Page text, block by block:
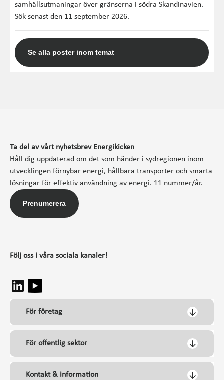
samhällsutmaningar över gränserna i södra Skandinavien.
Sök senast den 11 september 2026.
Se alla poster inom temat
Ta del av vårt nyhetsbrev Energikicken
Håll dig uppdaterad om det som händer i sydregionen inom
utvecklingen förnybar energi, hållbara transporter och smarta
lösningar för effektiv användning av energi. 11 nummer/år.
Prenumerera
Följ oss i våra sociala kanaler!
För företag
För offentlig sektor
Kontakt & information